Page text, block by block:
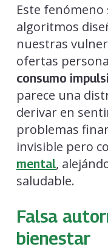
Este fenómeno
algoritmos
nuestras
ofertas
consumo
parece una
derivar en
problemas
invisible pero
mental,
saludable.
Falsa
bienestar